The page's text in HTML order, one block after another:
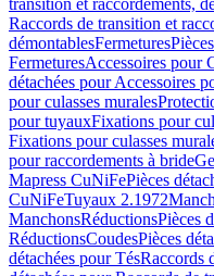
transition et raccordements,
Raccords de transition et
démontablesFermetures
FermeturesAccessoires pour
détachées pour Accessoires
pour culasses murales
pour tuyauxFixations pour
Fixations pour culasses
pour raccordements à bride
Mapress CuNiFePièces
CuNiFeTuyaux 2.1972
ManchonsRéductionsPièces
RéductionsCoudesPièces
détachées pour TésRaccords